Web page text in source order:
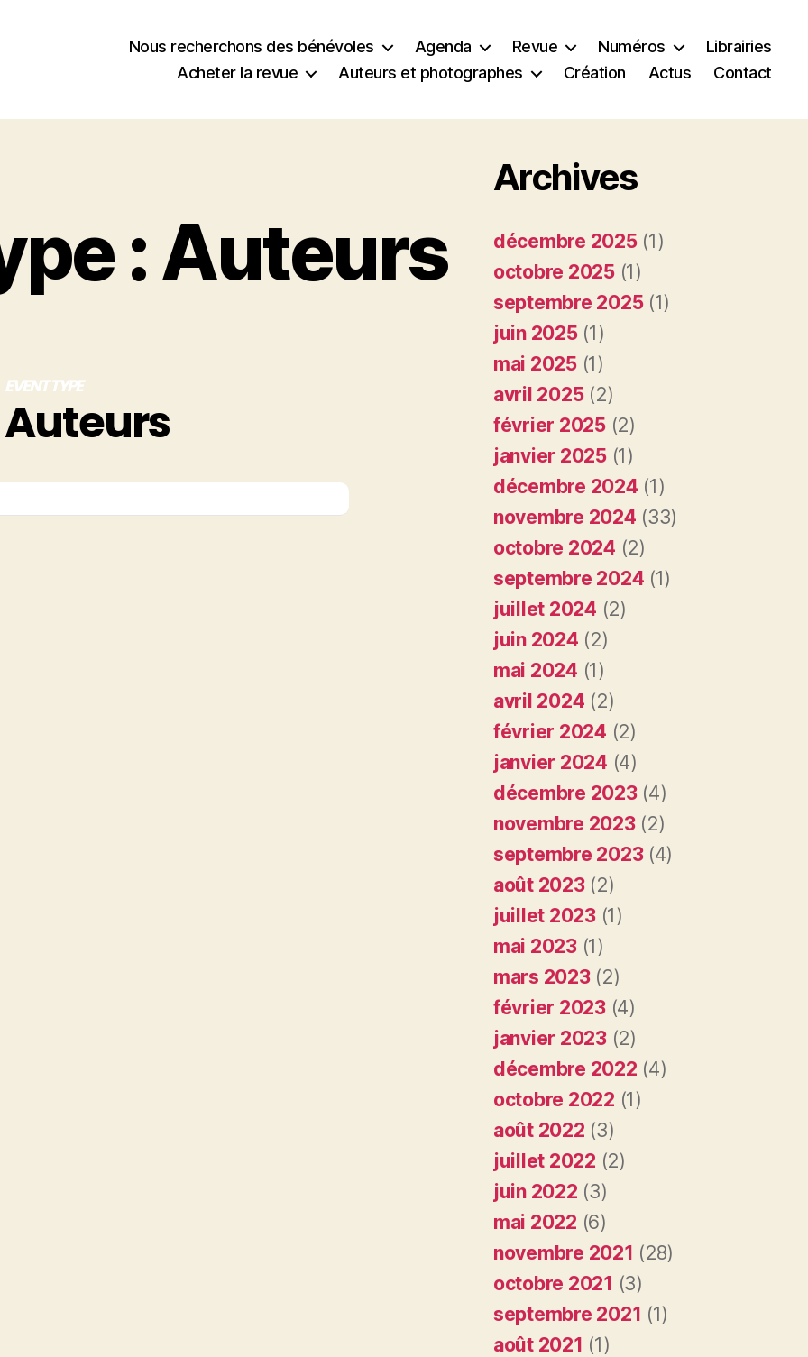
Nous recherchons des bénévoles Agenda Revue Numéros
Librairies
Acheter la revue
Auteurs et photographes Création Actus Contact
: Auteurs
EVENT TYPE
Auteurs
Archives
décembre 2025(1)
octobre 2025(1)
septembre 2025(1)
juin 2025(1)
mai 2025(1)
avril 2025(2)
février 2025(2)
janvier 2025(1)
décembre 2024 (1)
novembre 2024 (33)
octobre 2024 (2)
septembre 2024 (1)
juillet 2024 (2)
juin 2024 (2)
mai 2024 (1)
avril 2024 (2)
février 2024 (2)
janvier 2024 (4)
décembre 2023(4)
novembre 2023(2)
septembre 2023(4)
août 2023(2)
juillet 2023(1)
mai 2023(1)
mars 2023(2)
février 2023(4)
janvier 2023(2)
décembre 2022 (4)
octobre 2022 (1)
août 2022 (3)
juillet 2022 (2)
juin 2022 (3)
mai 2022 (6)
novembre 2021 (28)
octobre 2021 (3)
septembre 2021 (1)
août 2021 (1)